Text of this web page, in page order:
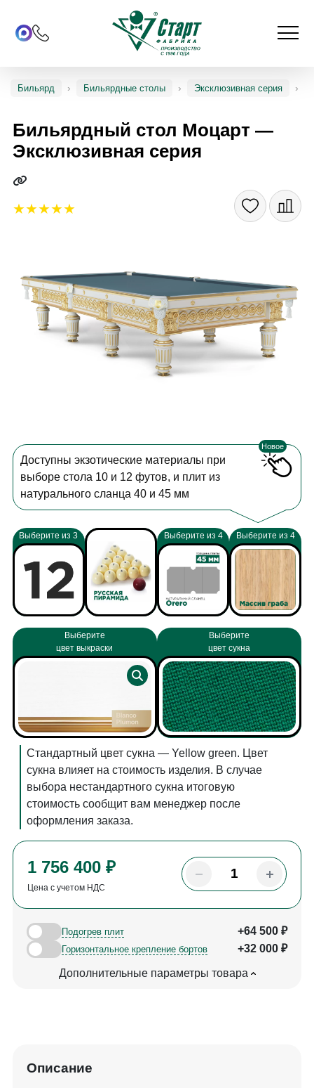
Бильярд Бильярдные столы Эксклюзивная серия
Бильярдный стол Моцарт —
Эксклюзивная серия
1 756 400 ₽
Цена с учетом НДС
Подогрев плит +64 500 ₽
Горизонтальное крепление бортов +32 000 ₽
Дополнительные параметры товара
Новое
Доступны экзотические материалы при
выборе стола 10 и 12 футов, и плит из
натурального сланца 40 и 45 мм
Выберите из 3 Выберите из 4 Выберите из 4
Выберите
цвет выкраски
Выберите
цвет сукна
Стандартный цвет сукна — Yellow green. Цвет
сукна влияет на стоимость изделия. В случае
выбора нестандартного сукна итоговую
стоимость сообщит вам менеджер после
оформления заказа.
Описание